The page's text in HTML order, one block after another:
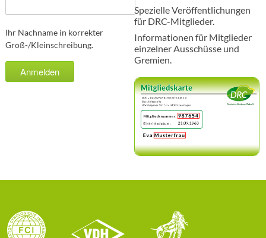
Ihr Nachname in korrekter
Groß-/Kleinschreibung.
Spezielle Veröffentlichungen
für DRC-Mitglieder.
Informationen für Mitglieder
einzelner Ausschüsse und
Gremien.